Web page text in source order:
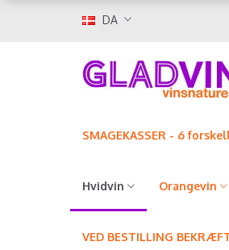
DA
SMAGEKASSER - 6
Hvidvin Orangevin
VED BESTILLING